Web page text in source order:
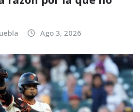
Ago 3, 2026